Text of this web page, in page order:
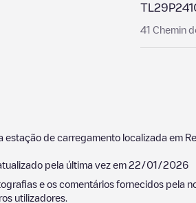
41 Chemin
estação de carregamento localizada em
pela última vez em 22/01/2026
e os comentários fornecidos pela
utilizadores.